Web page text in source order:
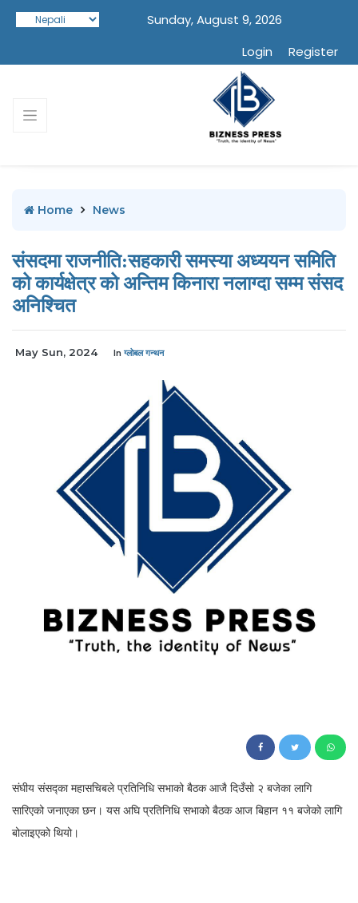
Sunday, August 9, 2026
Login
Register
Home News
संसदमा राजनीति:सहकारी समस्या अध्ययन समिति
को कार्यक्षेत्र को अन्तिम किनारा नलाग्दा सम्म संसद
अनिश्चित
May Sun, 2024 In ग्लोबल गन्थन
संघीय संसद्का महासचिबले प्रतिनिधि सभाको बैठक आजै दिउँसो २ बजेका लागि
सारिएको जनाएका छन। यस अघि प्रतिनिधि सभाको बैठक आज बिहान ११ बजेको लागि
बोलाइएको थियो।